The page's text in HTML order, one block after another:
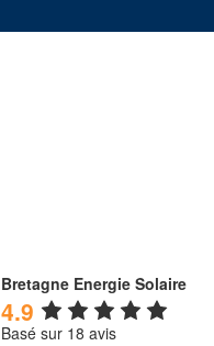
Bretagne Energie Solaire
4.9
Basé sur 18 avis